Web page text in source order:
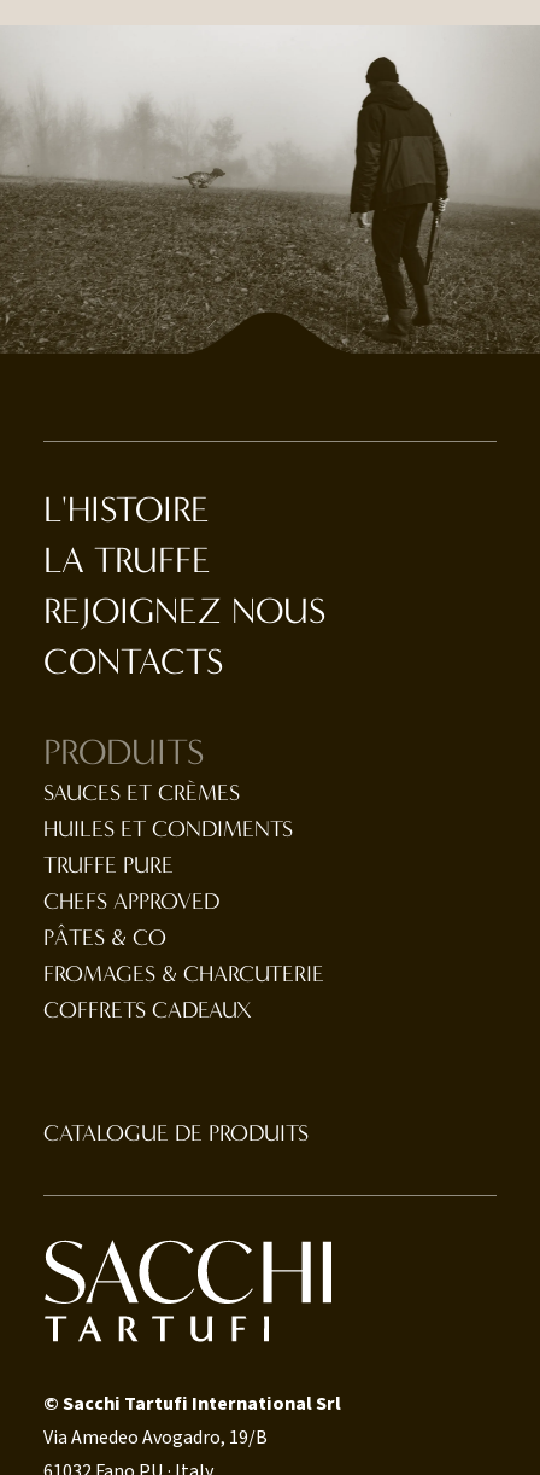
L'HISTOIRE
LA TRUFFE
REJOIGNEZ NOUS
CONTACTS
PRODUITS
SAUCES ET CRÈMES
HUILES ET CONDIMENTS
TRUFFE PURE
CHEFS APPROVED
PÂTES & CO
FROMAGES & CHARCUTERIE
COFFRETS CADEAUX
CATALOGUE DE PRODUITS
© Sacchi Tartufi International Srl
Via Amedeo Avogadro, 19/B